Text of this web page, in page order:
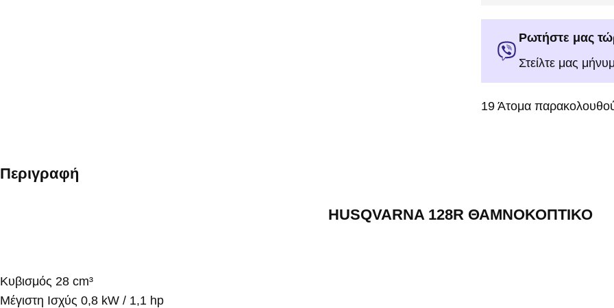
Ρωτήστε μας
Στείλτε μας
19 Άτομα
Περιγραφή
HUSQVARNA 128R ΘΑΜΝΟΚΟΠΤΙΚΟ
Κυβισμός 28 cm³
Μέγιστη Ισχύς 0,8 kW / 1,1 hp